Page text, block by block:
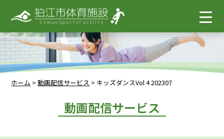
ホーム >動画配信サービス > キッズダンスVol 4 202307
動画配信サービス